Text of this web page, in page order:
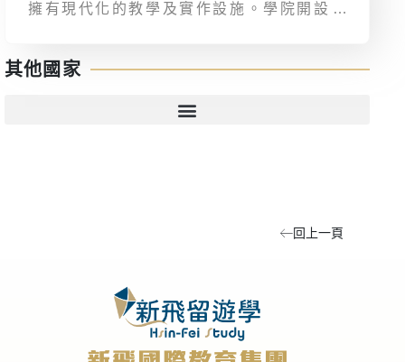
擁有現代化的教學及實作設施。學院開設 A
其他國家
回上一頁